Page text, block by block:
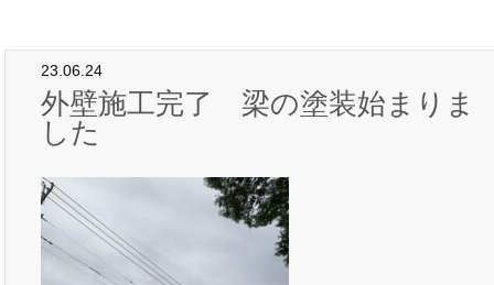
23.06.24
外壁施工完了 梁の塗装始まりま
した